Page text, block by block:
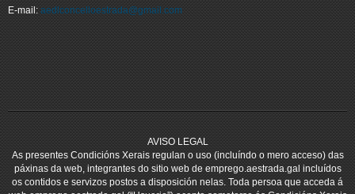
E-mail: aedlconcelloestrada@gmail.com
AVISO LEGAL
As presentes Condicións Xerais regulan o uso (incluíndo o mero acceso) das
páxinas da web, integrantes do sitio web de emprego.aestrada.gal incluídos
os contidos e servizos postos a disposición nelas. Toda persoa que acceda á